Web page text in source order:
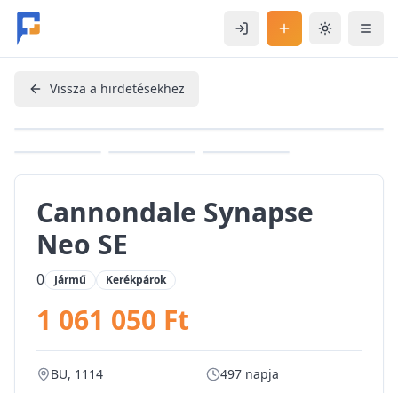
Ugrás a fő tartalomhoz
BejelentkezésHirdetés feladás
Téma váltás
Vissza a hirdetésekhez
Cannondale Synapse
Neo SE
0 Jármű Kerékpárok
1 061 050 Ft
BU, 1114
497 napja